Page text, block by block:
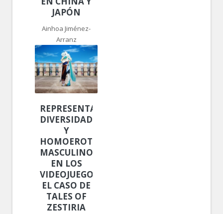
JAPÓN
Ainhoa Jiménez-
Arranz
REPRESENTACIÓN,
DIVERSIDAD
Y
HOMOEROTISMO
MASCULINO
EN LOS
VIDEOJUEGOS:
EL CASO DE
TALES OF
ZESTIRIA